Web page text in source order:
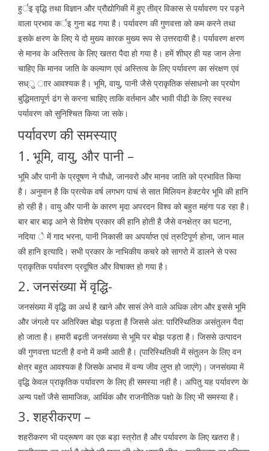
हुर्इ वृद्धि तथा विज्ञान और प्रौद्योगिकी में हुए तीव्र विकास से पर्यावरण पर पड़ने
वाला प्रभाव कर्इ गुना बढ गया है। पर्यावरण की गुणवत्ता को कम करने तथा
इसके क्षरण के लिए ये दो मुख्य कारक मुख्य रूप से उत्तरदायी है। पर्यावरण क्षरण
से मानव के अस्तित्व के लिए खतरा पैदा हो गया है। हमें शीघ्र ही यह जान लेना
चाहिए कि मानव जाति के कल्याण एवं अस्तित्व के लिए पर्यावरण का संरक्षण एवं
सध्ु ाार आवश्यक है। भूमि, वायु, पानी जैसे प्राकृतिक संसाधनो का प्रयोग
बुद्धिमतापूर्ण ढंग से करना चाहिए ताकि वर्तमान और भावी पीढी के लिए स्वस्थ
पर्यावरण को सुनिश्चित किया जा सके।
पर्यावरण की समस्याए
1. भूमि, वायु, और पानी –
भूमि और पानी के प्रदूषण ने पौधो, जानवरो और मानव जाति को प्रभावित किया
है। अनुमान है कि प्रत्येक वर्ष लगभग पाचं से सात मिलियन हेक्टयेर भूमि की हानि
हो रही है। वायु और पानी के कारण मृदा अपरदन विश्व को बहुत महंगा पड रहा है।
बार बार बाढ़ आने से विशेष प्रकार की हानि होती है जैसे वनक्षेत्र का घटना,
नदिया े में गाद भरना, पानी निकासी का अपर्याप्त एवं त्रुटिपूर्ण होना, जान माल
की हानि इत्यादि। सभी प्रकार के नाभिकीय कचरे को सागरो में डालने से परूा
प्राकृतिक पर्यावरण प्रदूषित और विषाक्त हो गया है।
2. जनसंख्या में वृद्धि-
जनसंख्या में वृद्धि का अर्थ है खाने और सासं लेने वाले अधिक लोग और इससे भूमि
और जंगलो पर अतिरिक्त बोझ पड़ता है जिससे अंत: पारिस्थितिक असंतुलन पैदा
हो जाता है। हमारी बढ़ती जनसंख्या से भूमि पर बोझ पड़ता है। जिससे उत्पादन
की गुणवत्ता घटती है वनो में कमी आती है। (पारिस्थितिकी में संतुलन के लिए वन
क्षेत्र बहुत आवश्यक है जिसके अभाव में वन्य जीव लुप्त हो जाएंगे)। जनसंख्या में
वृद्धि केवल प्राकृतिक पर्यावरण के लिए ही समस्या नही है। अपितु यह पर्यावरण के
अन्य पक्षों जैसे सामाजिक, आर्थिक और राजनीतिक पक्षो के लिए भी समस्या है।
3. शहरीकरण –
शहरीकरण भी पद्रूषण का एक बड़ा स्त्रोत है और पर्यावरण के लिए खतरा है।